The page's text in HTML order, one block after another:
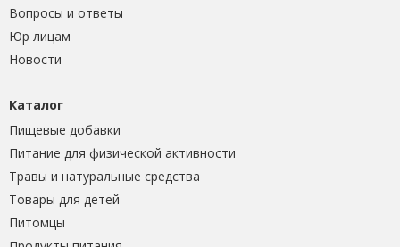
Вопросы и ответы
Юр лицам
Новости
Каталог
Пищевые добавки
Питание для физической активности
Травы и натуральные средства
Товары для детей
Питомцы